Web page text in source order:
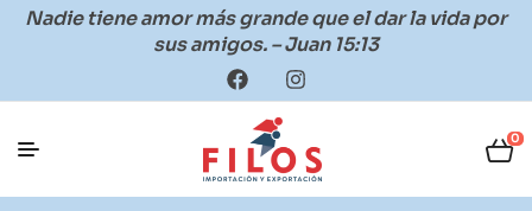
Nadie tiene amor más grande que el dar la vida por
sus amigos. – Juan 15:13
0